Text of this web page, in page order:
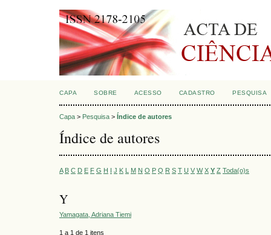
CAPA SOBRE ACESSO CADASTRO PESQUISA
Capa > Pesquisa > Índice de autores
Índice de autores
A B C D E F G H I J K L M N O P Q R S T U V W X Y Z Toda(o)s
Y
Yamagata, Adriana Tiemi
1 a 1 de 1 itens